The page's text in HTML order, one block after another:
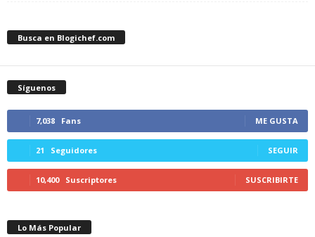
Busca en Blogichef.com
Síguenos
7,038 Fans ME GUSTA
21 Seguidores SEGUIR
10,400 Suscriptores SUSCRIBIRTE
Lo Más Popular